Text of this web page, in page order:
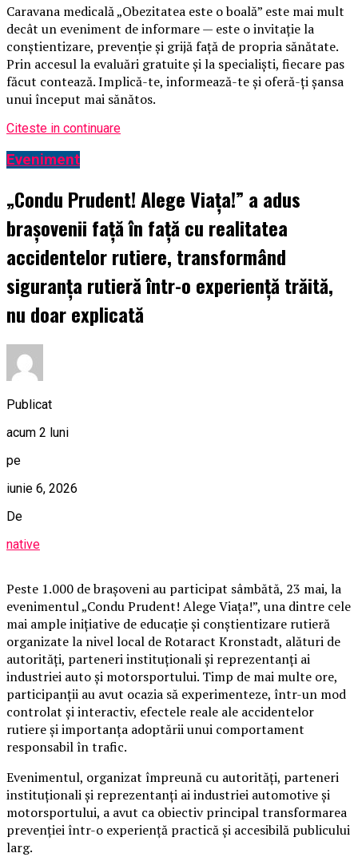
Caravana medicală „Obezitatea este o boală” este mai mult
decât un eveniment de informare — este o invitație la
conștientizare, prevenție și grijă față de propria sănătate.
Prin accesul la evaluări gratuite și la specialiști, fiecare pas
făcut contează. Implică-te, informează-te și oferă-ți șansa
unui început mai sănătos.
Citeste in continuare
Eveniment
„Condu Prudent! Alege Viața!” a adus
brașovenii față în față cu realitatea
accidentelor rutiere, transformând
siguranța rutieră într-o experiență trăită,
nu doar explicată
Publicat
acum 2 luni
pe
iunie 6, 2026
De
native
Peste 1.000 de brașoveni au participat sâmbătă, 23 mai, la
evenimentul „Condu Prudent! Alege Viața!”, una dintre cele
mai ample inițiative de educație și conștientizare rutieră
organizate la nivel local de Rotaract Kronstadt, alături de
autorități, parteneri instituționali și reprezentanți ai
industriei auto și motorsportului. Timp de mai multe ore,
participanții au avut ocazia să experimenteze, într-un mod
controlat și interactiv, efectele reale ale accidentelor
rutiere și importanța adoptării unui comportament
responsabil în trafic.
Evenimentul, organizat împreună cu autorități, parteneri
instituționali și reprezentanți ai industriei automotive și
motorsportului, a avut ca obiectiv principal transformarea
prevenției într-o experiență practică și accesibilă publicului
larg.